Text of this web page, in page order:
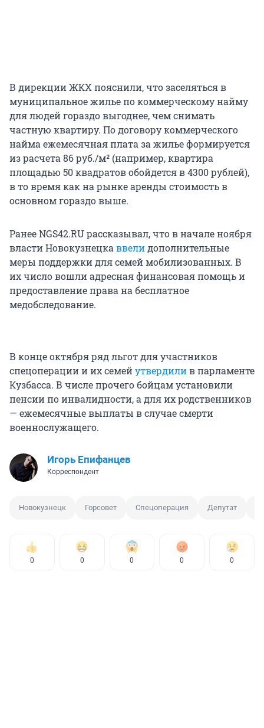
В дирекции ЖКХ пояснили, что заселяться в
муниципальное жилье по коммерческому найму
для людей гораздо выгоднее, чем снимать
частную квартиру. По договору коммерческого
найма ежемесячная плата за жилье формируется
из расчета 86 руб./м² (например, квартира
площадью 50 квадратов обойдется в 4300 рублей),
в то время как на рынке аренды стоимость в
основном гораздо выше.
Ранее NGS42.RU рассказывал, что в начале ноября
власти Новокузнецкаввелидополнительные
меры поддержки для семей мобилизованных. В
их число вошли адресная финансовая помощь и
предоставление права на бесплатное
медобследование.
В конце октября ряд льгот для участников
спецоперации и их семейутвердилив парламенте
Кузбасса. В числе прочего бойцам установили
пенсии по инвалидности, а для их родственников
— ежемесячные выплаты в случае смерти
военнослужащего.
Игорь Епифанцев
Корреспондент
Новокузнецк Горсовет Спецоперация Депутат
0 0 0 0 0